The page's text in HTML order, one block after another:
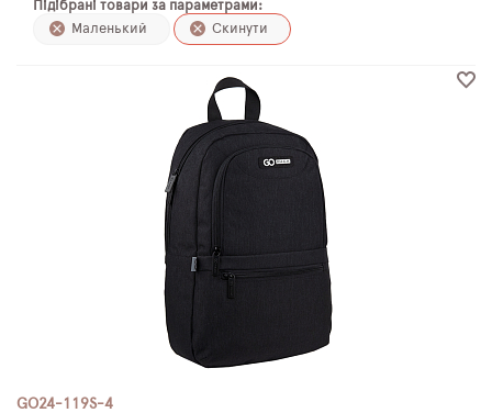
ПЛЯШКИ ДЛЯ ВОДИ
Підібрані товари за параметрами:
Маленький
Скинути
GO24-119S-4